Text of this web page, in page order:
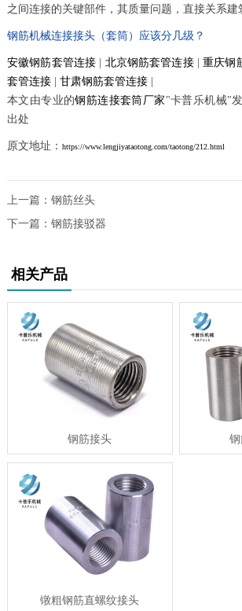
之间连接的关键部件，其质量问题，直接关系建
钢筋机械连接接头（套筒）应该分几级？
安徽钢筋套管连接 北京钢筋套管连接|重庆钢
套管连接| 甘肃钢筋套管连接|
本文由专业的钢筋连接套筒厂家 "卡普乐机械"
出处
原文地址： https://www.lengjiyataotong.com/taotong/212.html
上一篇： 钢筋丝头
下一篇： 钢筋接驳器
相关产品
钢筋接头
镦粗钢筋直螺纹接头